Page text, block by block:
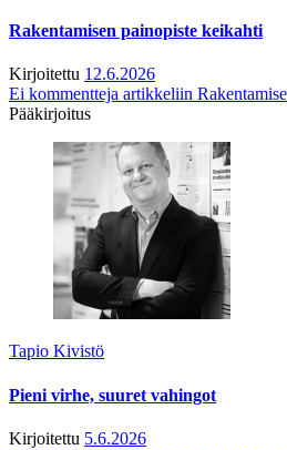
Rakentamisen painopiste keikahti
Kirjoitettu 12.6.2026
Ei kommentteja artikkeliin
Pääkirjoitus
Tapio Kivistö
Pieni virhe, suuret vahingot
Kirjoitettu 5.6.2026